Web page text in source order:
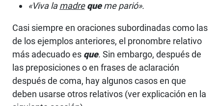
«Viva lamadre queme parió».
Casi siempre en oraciones subordinadas como las
de los ejemplos anteriores, el pronombre relativo
más adecuado es que. Sin embargo, después de
las preposiciones o en frases de aclaración
después de coma, hay algunos casos en que
deben usarse otros relativos (ver explicación en la